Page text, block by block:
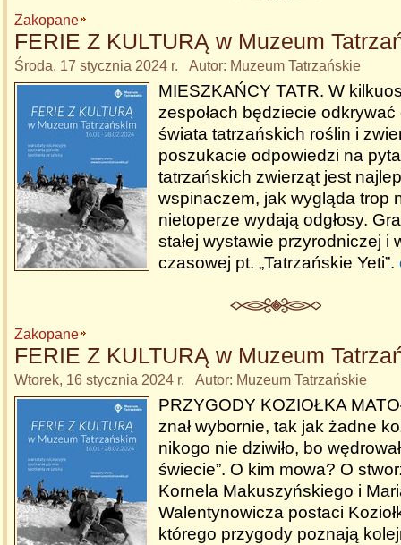
Zakopane
FERIE Z KULTURĄ w Muzeum
Środa, 17 stycznia 2024 r. Autor: Muzeum Tatrzańskie
MIESZKAŃCY TATR. W
zespołach będziecie
świata tatrzańskich roślin i
poszukacie odpowiedzi na
tatrzańskich zwierząt jest
wspinaczem, jak wygląda trop
nietoperze wydają odgłosy.
stałej wystawie przyrodniczej i
czasowej pt. „Tatrzańskie Yeti”.
Zakopane
FERIE Z KULTURĄ w Muzeum
Wtorek, 16 stycznia 2024 r. Autor: Muzeum Tatrzańskie
PRZYGODY KOZIOŁKA
znał wybornie, tak jak żadne
nikogo nie dziwiło, bo
świecie”. O kim mowa? O
Kornela Makuszyńskiego i
Walentynowicza postaci
którego przygody poznają